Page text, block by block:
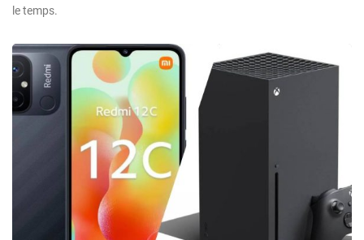
le temps.